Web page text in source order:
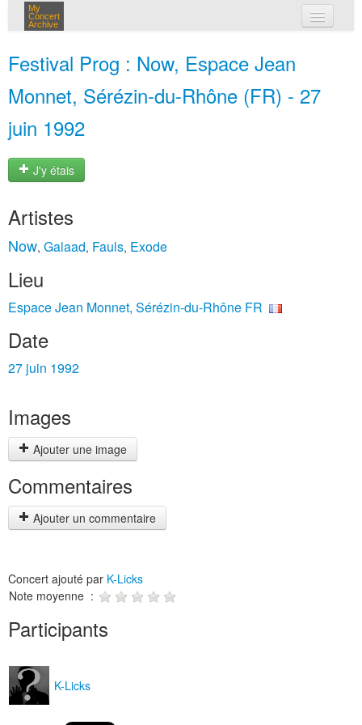
My
Concert
Archive
Festival Prog : Now, Espace Jean
Monnet, Sérézin-du-Rhône (FR) - 27
juin 1992
J'y étais
Artistes
Now, Galaad, Fauls, Exode
Lieu
Espace Jean Monnet, Sérézin-du-Rhône FR
Date
27 juin 1992
Images
Ajouter une image
Commentaires
Ajouter un commentaire
Concert ajouté par K-Licks
Note moyenne :
Participants
K-Licks